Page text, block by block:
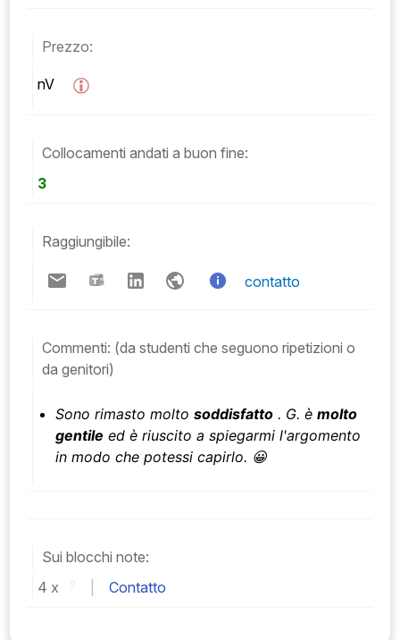
Prezzo:
nV
Collocamenti andati a buon fine:
3
Raggiungibile:
contatto
Commenti: (da studenti che seguono ripetizioni o
da genitori)
Sono rimasto molto soddisfatto . G. è molto
gentile ed è riuscito a spiegarmi l'argomento
in modo che potessi capirlo. 😀
Sui blocchi note:
4 x ? Contatto